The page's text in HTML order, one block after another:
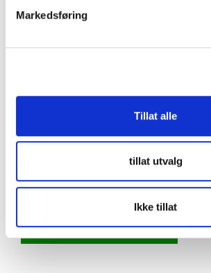
Markedsføring
Tillat alle
tillat utvalg
Ikke tillat
NIKE
▾